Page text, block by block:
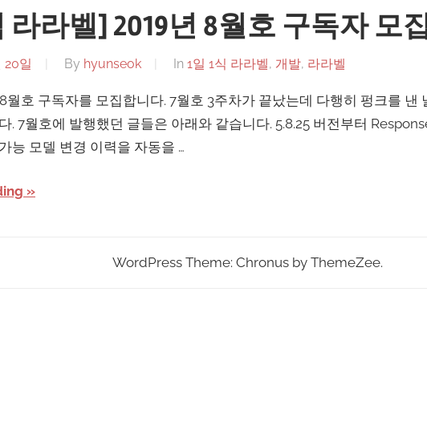
라라벨] 2019년 8월호 구독자 모
20일 By hyunseok In 1일 1식 라라벨, 개발, 라라벨
월호 구독자를 모집합니다. 7월호 3주차가 끝났는데 다행히 펑크를 낸
. 7월호에 발행했던 글들은 아래와 같습니다. 5.8.25 버전부터
능 모델 변경 이력을 자동을 …
WordPress Theme: Chronus by ThemeZee.